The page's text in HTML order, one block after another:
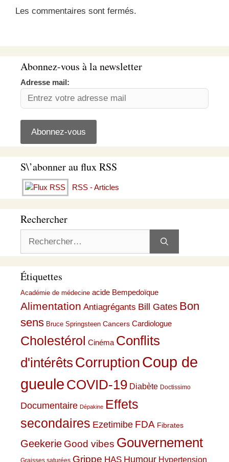
Les commentaires sont fermés.
Abonnez-vous à la newsletter
Adresse mail:
S\’abonner au flux RSS
RSS - Articles
Rechercher
Étiquettes
Académie de médecine acide Bempedoïque
Alimentation Antiagrégants Bill Gates Bon
sens Bruce Springsteen Cancers Cardiologue
Cholestérol Cinéma Conflits
d'intérêts CorruptionCoup de
gueule COVID-19 Diabète Doctissimo
Documentaire Dépakine Effets
secondaires Ezetimibe FDA Fibrates
Geekerie Good vibes Gouvernement
Grippe HAS Humour Hypertension